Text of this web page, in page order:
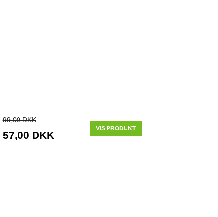
99,00 DKK
57,00 DKK
VIS PRODUKT